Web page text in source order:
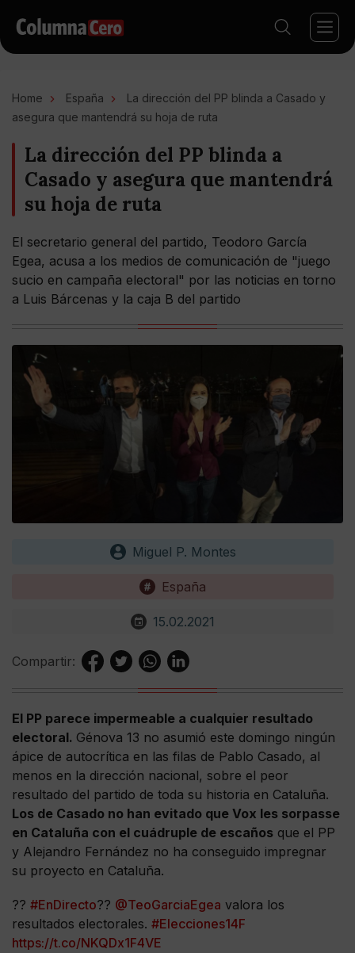
Home España
La dirección del PP blinda a Casado y
asegura que mantendrá su hoja de ruta
La dirección del PP blinda a
Casado y asegura que mantendrá
su hoja de ruta
El secretario general del partido, Teodoro García
Egea, acusa a los medios de comunicación de "juego
sucio en campaña electoral" por las noticias en torno
a Luis Bárcenas y la caja B del partido
Miguel P. Montes
España
15.02.2021
Compartir:
El PP parece impermeable a cualquier resultado
electoral. Génova 13 no asumió este domingo ningún
ápice de autocrítica en las filas de Pablo Casado, al
menos en la dirección nacional, sobre el peor
resultado del partido de toda su historia en Cataluña.
Los de Casado no han evitado que Vox les sorpasse
en Cataluña con el cuádruple de escaños que el PP
y Alejandro Fernández no ha conseguido impregnar
su proyecto en Cataluña.
?? #EnDirecto?? @TeoGarciaEgea valora los
resultados electorales. #Elecciones14F
https://t.co/NKQDx1F4VE